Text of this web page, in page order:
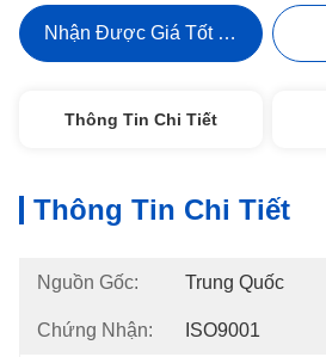
Nhận Được Giá Tốt Nhất
Thông Tin Chi Tiết
Thông Tin Chi Tiết
Nguồn Gốc: Trung Quốc
Chứng Nhận: ISO9001